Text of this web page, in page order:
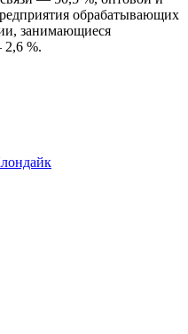
обрабатывающих
занимающиеся
%.